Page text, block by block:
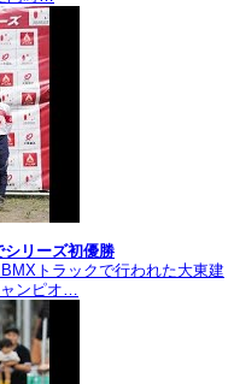
リーズ初優勝
トラックで行われた大東建
ャンピオ…